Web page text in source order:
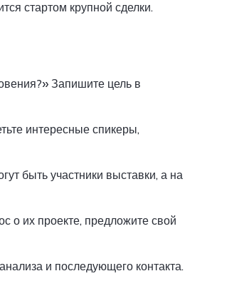
стартом крупной сделки.
Запишите цель в
интересные спикеры,
быть участники выставки, а на
о их проекте, предложите свой
и последующего контакта.